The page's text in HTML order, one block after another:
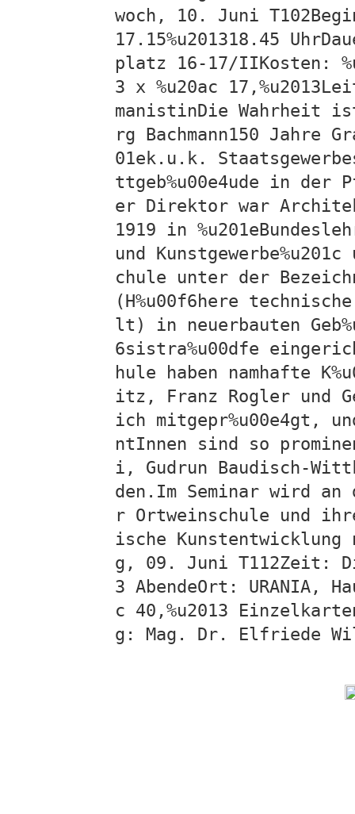
woch, 10. Juni
17.15%u201318.45
platz 16-17/IIKosten:
3 x %u20ac
manistinDie Wahrheit ist
rg Bachmann150 Jahre
01ek.u.k.
ttgeb%u00e4ude in
er Direktor war
1919 in
und
chule unter der
(H%u00f6here
lt) in neuerbauten
6sistra%u00dfe
hule haben namhafte
itz, Franz Rogler und
ich mitgepr%u00e4gt,
ntInnen sind so
i, Gudrun Baudisch-
den.Im Seminar wird an
r Ortweinschule und
ische Kunstentwicklung
g, 09. Juni T112Zeit:
3 AbendeOrt: URANIA,
c 40,%u2013